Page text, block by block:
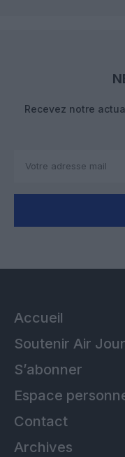
Recevez notre
Accueil
Soutenir Air
S’abonner
Espace
Contact
Archives